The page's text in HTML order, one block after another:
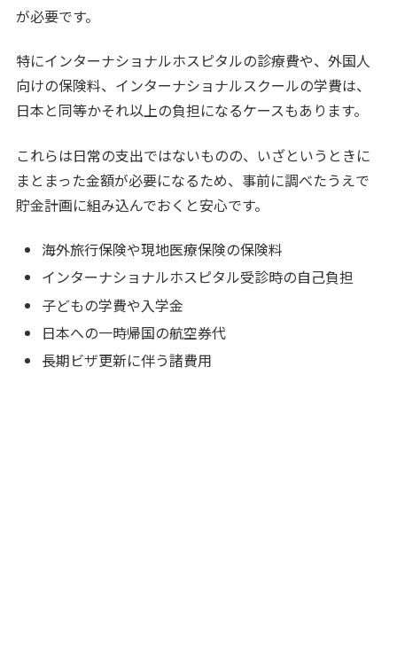
が必要です。
特にインターナショナルホスピタルの診療費や、外国人
向けの保険料、インターナショナルスクールの学費は、
日本と同等かそれ以上の負担になるケースもあります。
これらは日常の支出ではないものの、いざというときに
まとまった金額が必要になるため、事前に調べたうえで
貯金計画に組み込んでおくと安心です。
海外旅行保険や現地医療保険の保険料
インターナショナルホスピタル受診時の自己負担
子どもの学費や入学金
日本への一時帰国の航空券代
長期ビザ更新に伴う諸費用